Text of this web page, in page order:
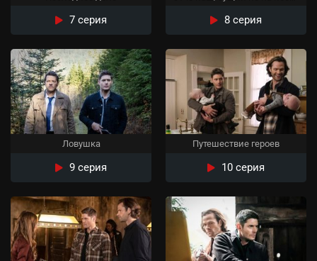
7 серия 8 серия
Ловушка
9 серия
Путешествие героев
10 серия